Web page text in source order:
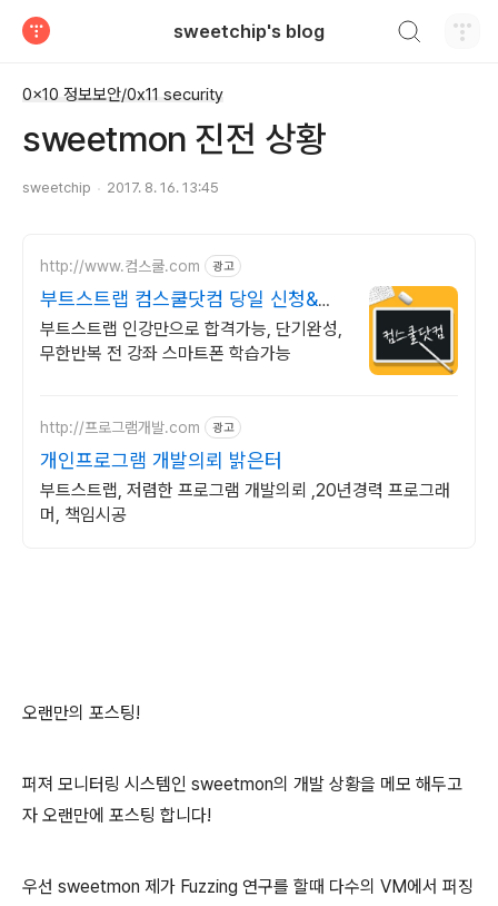
sweetchip's blog
0x10 정보보안/0x11 security
sweetmon 진전 상황
sweetchip 2017. 8. 16. 13:45
http://www.컴스쿨.com 광고
부트스트랩 컴스쿨닷컴 당일 신청&결
제시 기프티콘!
부트스트랩 인강만으로 합격가능, 단기완성,
무한반복 전 강좌 스마트폰 학습가능
http://프로그램개발.com 광고
개인프로그램 개발의뢰 밝은터
부트스트랩, 저렴한 프로그램 개발의뢰 ,20년경력 프로그래
머, 책임시공
오랜만의 포스팅!
퍼져 모니터링 시스템인 sweetmon의 개발 상황을 메모 해두고
자 오랜만에 포스팅 합니다!
우선 sweetmon 제가 Fuzzing 연구를 할때 다수의 VM에서 퍼징